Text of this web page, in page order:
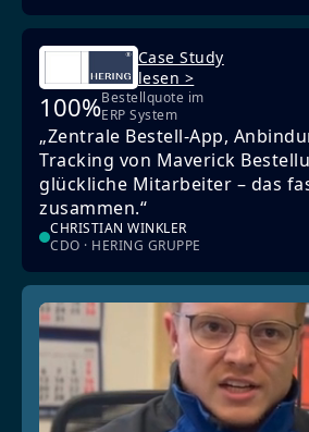
Case Study
lesen >
100%Bestellquote im
ERP System
„Zentrale Bestell-App,
Tracking von Maverick
glückliche Mitarbeiter – das
zusammen.“
CHRISTIAN WINKLER
CDO · HERING GRUPPE